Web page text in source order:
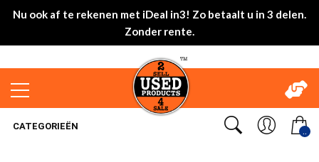
Nu ook af te rekenen met iDeal in3! Zo betaalt u in 3 delen.
Zonder rente.
..
CATEGORIEËN